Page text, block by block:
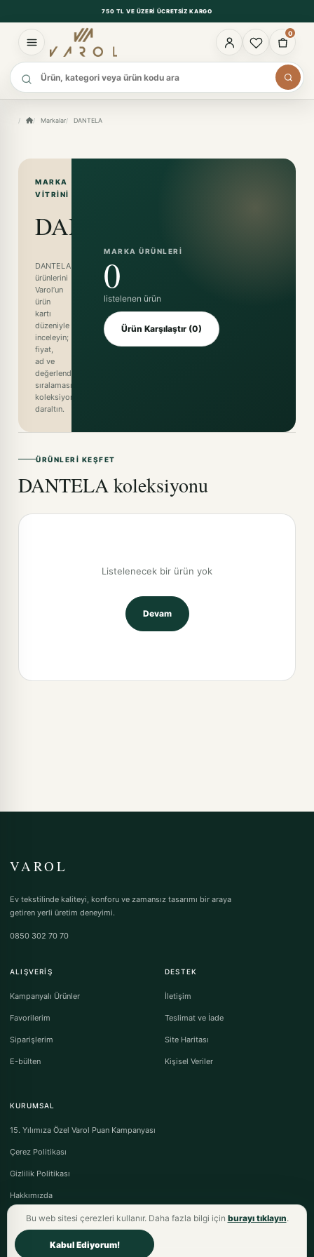
750 TL VE ÜZERI ÜCRETSIZ KARGO
0
Ürün ara
Markalar DANTELA
MARKA
VITRINI
DANTELA
DANTELA
ürünlerini
Varol’un
ürün
kartı
düzeniyle
inceleyin;
fiyat,
ad ve
değerlendirme
sıralamasıyla
koleksiyonu
daraltın.
MARKA ÜRÜNLERI
0
listelenen ürün
Ürün Karşılaştır (0)
ÜRÜNLERI KEŞFET
DANTELA koleksiyonu
Listelenecek bir ürün yok
Devam
VAROL
Ev tekstilinde kaliteyi, konforu ve zamansız tasarımı bir araya
getiren yerli üretim deneyimi.
0850 302 70 70
ALIŞVERIŞ
Kampanyalı Ürünler
Favorilerim
Siparişlerim
E-bülten
DESTEK
İletişim
Teslimat ve İade
Site Haritası
Kişisel Veriler
KURUMSAL
15. Yılımıza Özel Varol Puan Kampanyası
Çerez Politikası
Gizlilik Politikası
Hakkımızda
Bu web sitesi çerezleri kullanır. Daha fazla bilgi için burayı tıklayın.
Kabul Ediyorum!